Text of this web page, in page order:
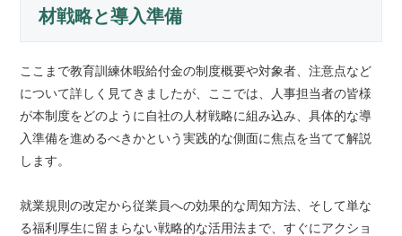
材戦略と導入準備
ここまで教育訓練休暇給付金の制度概要や対象者、注意点など
について詳しく見てきましたが、ここでは、人事担当者の皆様
が本制度をどのように自社の人材戦略に組み込み、具体的な導
入準備を進めるべきかという実践的な側面に焦点を当てて解説
します。
就業規則の改定から従業員への効果的な周知方法、そして単な
る福利厚生に留まらない戦略的な活用法まで、すぐにアクショ